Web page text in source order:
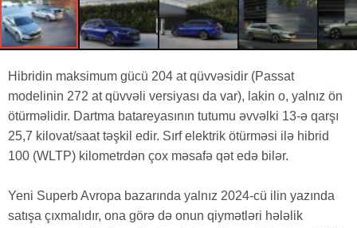
Hibridin maksimum gücü 204 at qüvvəsidir (Passat
modelinin 272 at qüvvəli versiyası da var), lakin o, yalnız ön
ötürməlidir. Dartma batareyasının tutumu əvvəlki 13-ə qarşı
25,7 kilovat/saat təşkil edir. Sırf elektrik ötürməsi ilə hibrid
100 (WLTP) kilometrdən çox məsafə qət edə bilər.
Yeni Superb Avropa bazarında yalnız 2024-cü ilin yazında
satışa çıxmalıdır, ona görə də onun qiymətləri hələlik